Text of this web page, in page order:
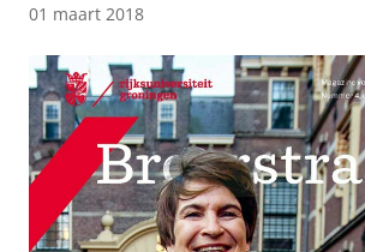
01 maart 2018